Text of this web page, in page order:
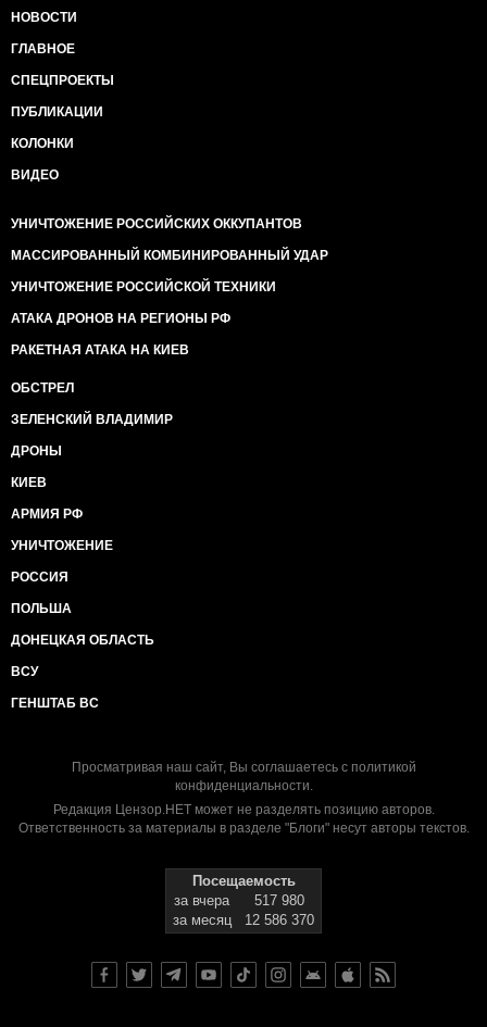
НОВОСТИ
ГЛАВНОЕ
СПЕЦПРОЕКТЫ
ПУБЛИКАЦИИ
КОЛОНКИ
ВИДЕО
УНИЧТОЖЕНИЕ РОССИЙСКИХ ОККУПАНТОВ
МАССИРОВАННЫЙ КОМБИНИРОВАННЫЙ УДАР
УНИЧТОЖЕНИЕ РОССИЙСКОЙ ТЕХНИКИ
АТАКА ДРОНОВ НА РЕГИОНЫ РФ
РАКЕТНАЯ АТАКА НА КИЕВ
ОБСТРЕЛ
ЗЕЛЕНСКИЙ ВЛАДИМИР
ДРОНЫ
КИЕВ
АРМИЯ РФ
УНИЧТОЖЕНИЕ
РОССИЯ
ПОЛЬША
ДОНЕЦКАЯ ОБЛАСТЬ
ВСУ
ГЕНШТАБ ВС
Просматривая наш сайт, Вы соглашаетесь с политикой
конфиденциальности.
Редакция Цензор.НЕТ может не разделять позицию авторов.
Ответственность за материалы в разделе "Блоги" несут авторы текстов.
Посещаемость
за вчера
517 980
за месяц
12 586 370